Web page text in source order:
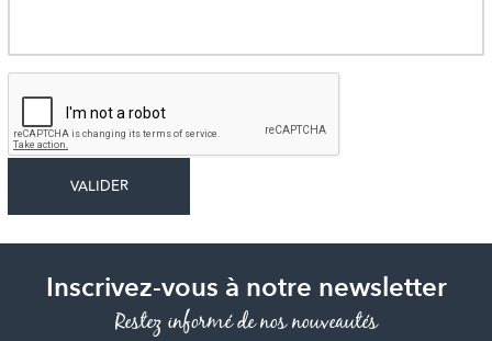
Inscrivez-vous à notre newsletter
Restez informé de nos nouveautés